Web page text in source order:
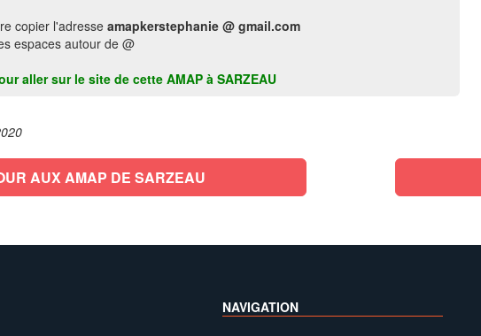
copier l'adresse amapkerstephanie @ gmail.com
espaces autour de @
aller sur le site de cette AMAP à SARZEAU
AUX AMAP DE SARZEAU
NAVIGATION